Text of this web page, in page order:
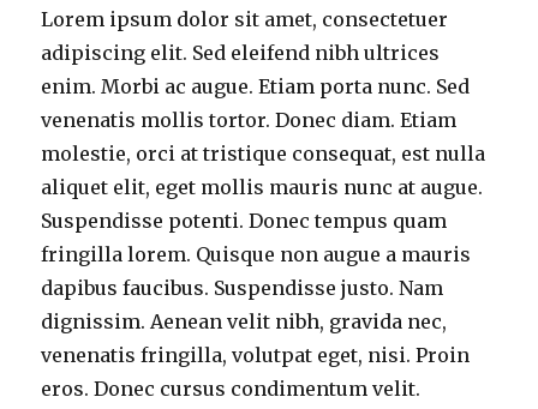
Lorem ipsum dolor sit amet, consectetuer
adipiscing elit. Sed eleifend nibh ultrices
enim. Morbi ac augue. Etiam porta nunc. Sed
venenatis mollis tortor. Donec diam. Etiam
molestie, orci at tristique consequat, est nulla
aliquet elit, eget mollis mauris nunc at augue.
Suspendisse potenti. Donec tempus quam
fringilla lorem. Quisque non augue a mauris
dapibus faucibus. Suspendisse justo. Nam
dignissim. Aenean velit nibh, gravida nec,
venenatis fringilla, volutpat eget, nisi. Proin
eros. Donec cursus condimentum velit.